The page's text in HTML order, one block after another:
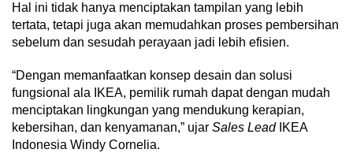
Hal ini tidak hanya menciptakan tampilan yang lebih
tertata, tetapi juga akan memudahkan proses pembersihan
sebelum dan sesudah perayaan jadi lebih efisien.
“Dengan memanfaatkan konsep desain dan solusi
fungsional ala IKEA, pemilik rumah dapat dengan mudah
menciptakan lingkungan yang mendukung kerapian,
kebersihan, dan kenyamanan,” ujar Sales LeadIKEA
Indonesia Windy Cornelia.